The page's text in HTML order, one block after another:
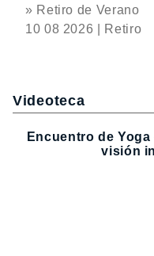
» Retiro de Verano
10 08 2026 | Retiro
Videoteca
Encuentro de
visión